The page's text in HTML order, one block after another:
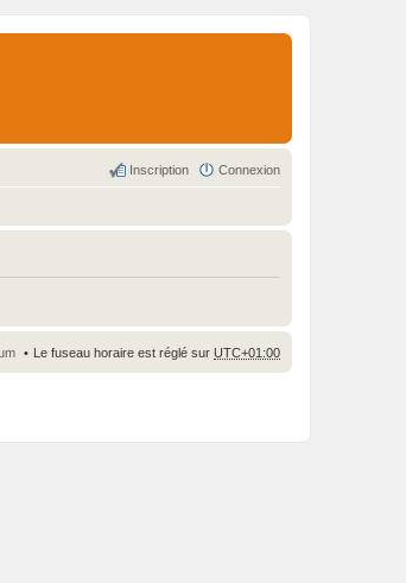
Connexion
Inscription
Le fuseau horaire est réglé sur UTC+01:00